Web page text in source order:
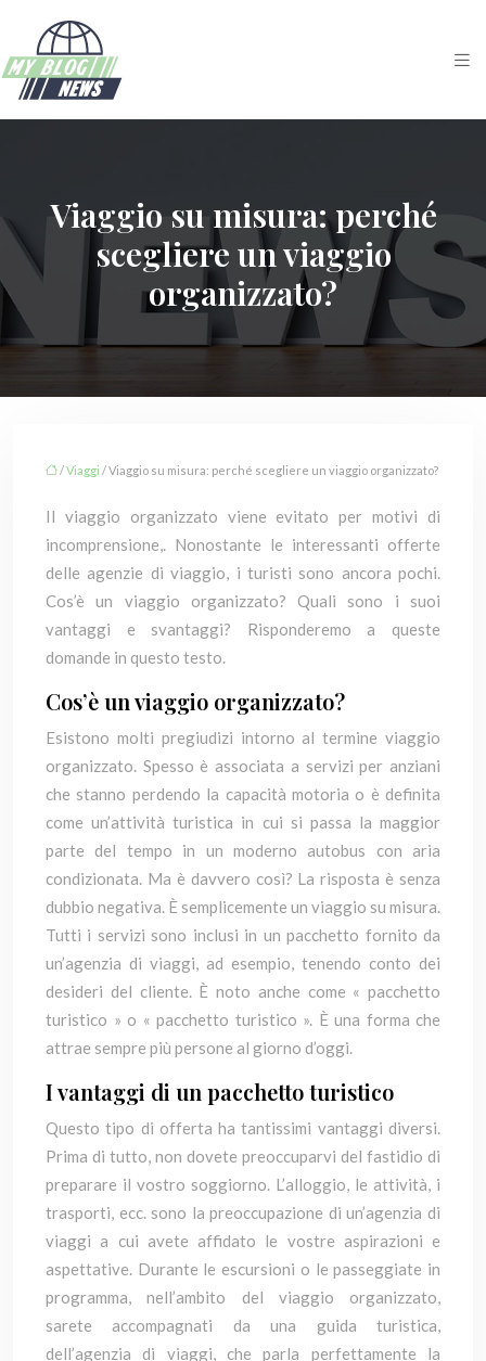
Viaggio su misura: perché
scegliere un viaggio
organizzato?
/Viaggi / Viaggio su misura: perché scegliere un viaggio organizzato?
Il viaggio organizzato viene evitato per motivi di
incomprensione,. Nonostante le interessanti offerte
delle agenzie di viaggio, i turisti sono ancora pochi.
Cos’è un viaggio organizzato? Quali sono i suoi
vantaggi e svantaggi? Risponderemo a queste
domande in questo testo.
Cos’è un viaggio organizzato?
Esistono molti pregiudizi intorno al termine viaggio
organizzato. Spesso è associata a servizi per anziani
che stanno perdendo la capacità motoria o è definita
come un’attività turistica in cui si passa la maggior
parte del tempo in un moderno autobus con aria
condizionata. Ma è davvero così? La risposta è senza
dubbio negativa. È semplicemente un viaggio su misura.
Tutti i servizi sono inclusi in un pacchetto fornito da
un’agenzia di viaggi, ad esempio, tenendo conto dei
desideri del cliente. È noto anche come « pacchetto
turistico » o « pacchetto turistico ». È una forma che
attrae sempre più persone al giorno d’oggi.
I vantaggi di un pacchetto turistico
Questo tipo di offerta ha tantissimi vantaggi diversi.
Prima di tutto, non dovete preoccuparvi del fastidio di
preparare il vostro soggiorno. L’alloggio, le attività, i
trasporti, ecc. sono la preoccupazione di un’agenzia di
viaggi a cui avete affidato le vostre aspirazioni e
aspettative. Durante le escursioni o le passeggiate in
programma, nell’ambito del viaggio organizzato,
sarete accompagnati da una guida turistica,
dell’agenzia di viaggi, che parla perfettamente la